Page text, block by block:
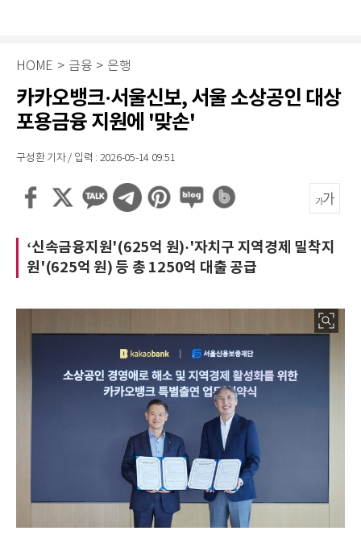
HOME > 금융 > 은행
카카오뱅크·서울신보, 서울 소상공인 대상
포용금융 지원에 '맞손'
구성환 기자 / 입력 : 2026-05-14 09:51
‘신속금융지원'(625억 원)·'자치구 지역경제 밀착지
원'(625억 원) 등 총 1250억 대출 공급